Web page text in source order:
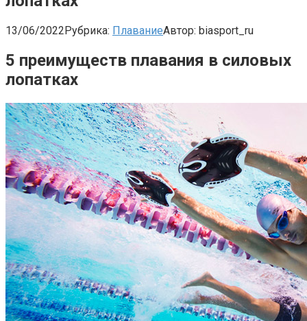
13/06/2022Рубрика: ПлаваниеАвтор: biasport_ru
5 преимуществ плавания в силовых
лопатках